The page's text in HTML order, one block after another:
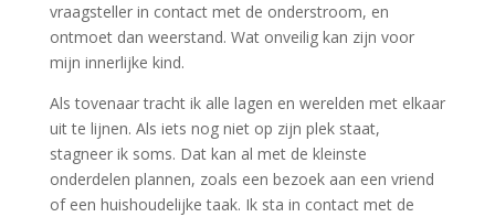
vraagsteller in contact met de onderstroom, en
ontmoet dan weerstand. Wat onveilig kan zijn voor
mijn innerlijke kind.
Als tovenaar tracht ik alle lagen en werelden met elkaar
uit te lijnen. Als iets nog niet op zijn plek staat,
stagneer ik soms. Dat kan al met de kleinste
onderdelen plannen, zoals een bezoek aan een vriend
of een huishoudelijke taak. Ik sta in contact met de